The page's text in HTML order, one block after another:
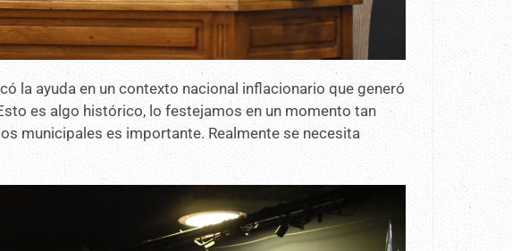
la ayuda en un contexto nacional inflacionario que generó
es algo histórico, lo festejamos en un momento tan
municipales es importante. Realmente se necesita